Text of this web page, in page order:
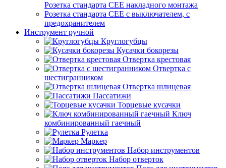
Розетка стандарта СЕЕ накладного монтажа
Розетка стандарта СЕЕ с выключателем, с
предохранителем
Инструмент ручной
Круглогубцы
Кусачки бокорезы
Отвертка крестовая
Отвертка с
шестигранником
Отвертка шлицевая
Пассатижи
Торцевые кусачки
Ключ
комбинированный гаечный
Рулетка
Маркер
Набор инструментов
Набор отверток